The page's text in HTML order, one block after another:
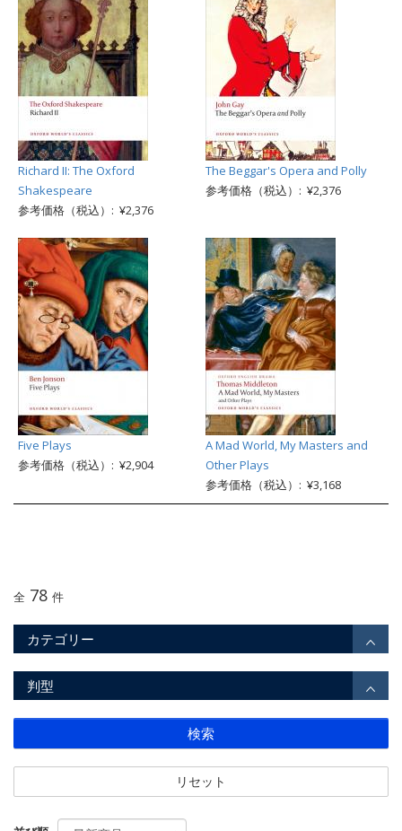
Richard II: The Oxford
Shakespeare
参考価格（税込）: ¥2,376
The Beggar's Opera and Polly
参考価格（税込）: ¥2,376
Five Plays
参考価格（税込）: ¥2,904
A Mad World, My Masters and
Other Plays
参考価格（税込）: ¥3,168
全 78 件
カテゴリー
判型
検索
リセット